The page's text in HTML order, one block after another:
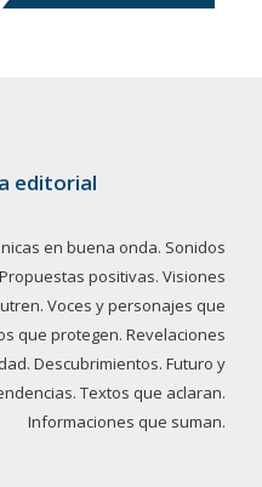
editorial
en buena onda. Sonidos
positivas. Visiones
Voces y personajes que
que protegen. Revelaciones
Descubrimientos. Futuro y
Textos que aclaran.
Informaciones que suman.